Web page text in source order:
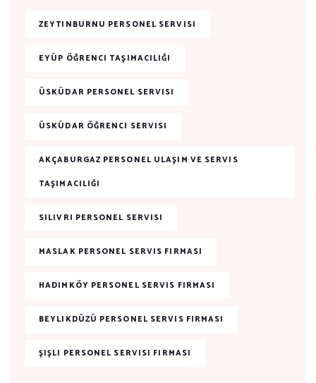
ZEYTINBURNU PERSONEL SERVISI
EYÜP ÖĞRENCI TAŞIMACILIĞI
ÜSKÜDAR PERSONEL SERVISI
ÜSKÜDAR ÖĞRENCI SERVISI
AKÇABURGAZ PERSONEL ULAŞIM VE SERVIS
TAŞIMACILIĞI
SILIVRI PERSONEL SERVISI
MASLAK PERSONEL SERVIS FIRMASI
HADIMKÖY PERSONEL SERVIS FIRMASI
BEYLIKDÜZÜ PERSONEL SERVIS FIRMASI
ŞIŞLI PERSONEL SERVISI FIRMASI